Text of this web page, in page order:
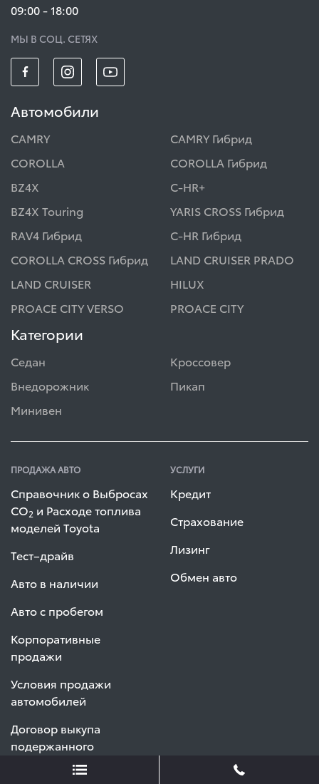
09:00 - 18:00
МЫ В СОЦ. СЕТЯХ
Автомобили
CAMRY
CAMRY Гибрид
COROLLA
COROLLA Гибрид
BZ4X
C-HR+
BZ4X Touring
YARIS CROSS Гибрид
RAV4 Гибрид
C-HR Гибрид
COROLLA CROSS Гибрид
LAND CRUISER PRADO
LAND CRUISER
HILUX
PROACE CITY VERSO
PROACE CITY
Категории
Седан
Кроссовер
Внедорожник
Пикап
Минивен
ПРОДАЖА АВТО
Справочник о Выбросах
СО2 и Расходе топлива
моделей Toyota
Тест–драйв
Авто в наличии
Авто с пробегом
Корпоративные
продажи
Условия продажи
автомобилей
Договор выкупа
подержанного
автомобиля (ФЛ)
УСЛУГИ
Кредит
Страхование
Лизинг
Обмен авто